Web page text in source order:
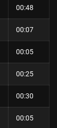
00:48
00:07
00:05
00:25
00:30
00:05